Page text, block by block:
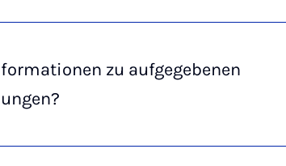
zu aufgegebenen